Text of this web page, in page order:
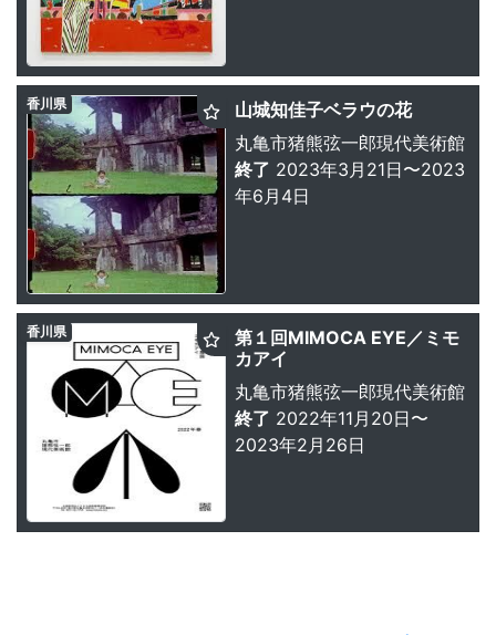
山城知佳子ベラウの花
丸亀市猪熊弦一郎現代美術館
終了 2023年3月21日〜2023
年6月4日
香川県
第１回MIMOCA EYE／ミモ
カアイ
丸亀市猪熊弦一郎現代美術館
終了 2022年11月20日〜
2023年2月26日
香川県